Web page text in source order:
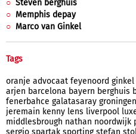
Steven berghuis
Memphis depay
Marco van Ginkel
Tags
oranje advocaat feyenoord ginkel
arjen barcelona bayern berghuis
fenerbahce galatasaray groningen
jeremain kenny lens liverpool
middlesbrough nathan noordwijk
sergio spartak sporting stefan